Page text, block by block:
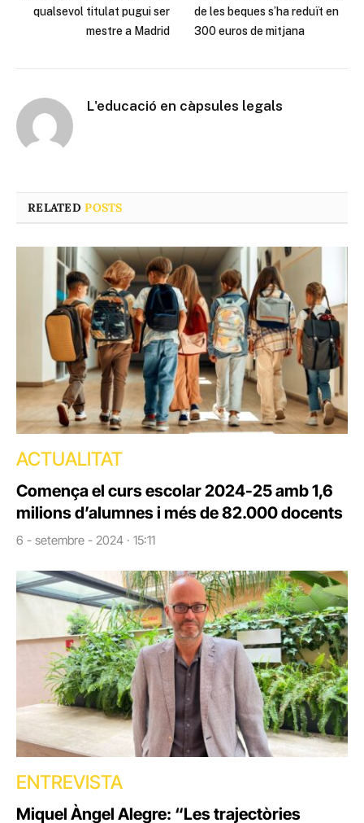
qualsevol titulat pugui ser
mestre a Madrid
de les beques s’ha reduït en
300 euros de mitjana
L'educació en càpsules legals
RELATEDPOSTS
ACTUALITAT
Comença el curs escolar 2024-25 amb 1,6
milions d’alumnes i més de 82.000 docents
6 - setembre - 2024 · 15:11
ENTREVISTA
Miquel Àngel Alegre: “Les trajectòries